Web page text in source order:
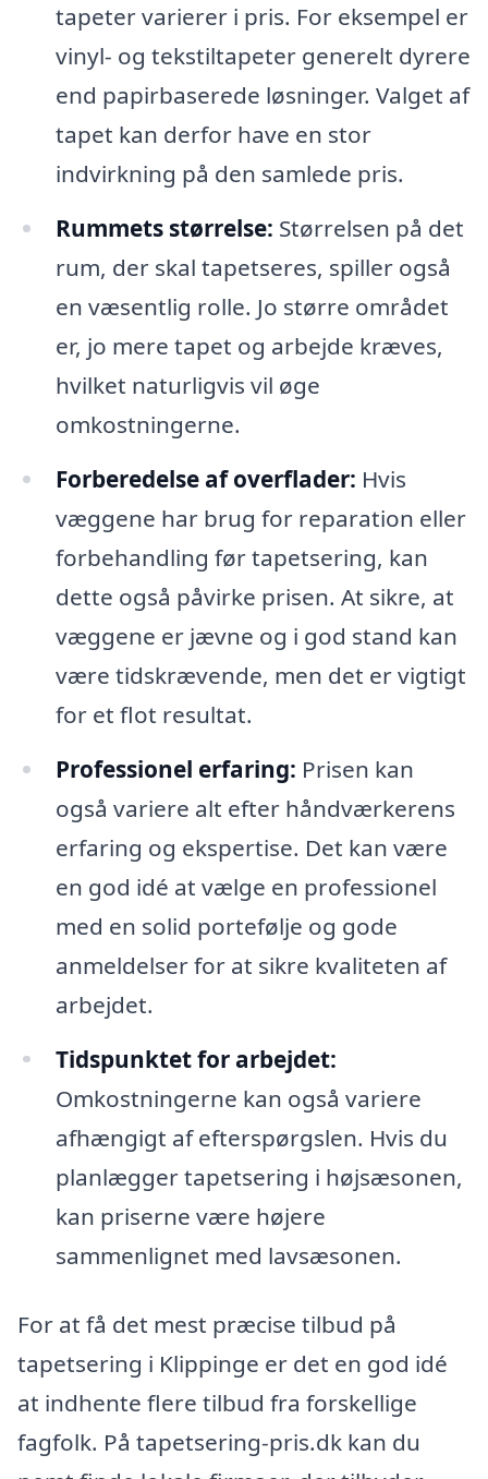
tapeter varierer i pris. For eksempel er
vinyl- og tekstiltapeter generelt dyrere
end papirbaserede løsninger. Valget af
tapet kan derfor have en stor
indvirkning på den samlede pris.
Rummets størrelse: Størrelsen på det
rum, der skal tapetseres, spiller også
en væsentlig rolle. Jo større området
er, jo mere tapet og arbejde kræves,
hvilket naturligvis vil øge
omkostningerne.
Forberedelse af overflader: Hvis
væggene har brug for reparation eller
forbehandling før tapetsering, kan
dette også påvirke prisen. At sikre, at
væggene er jævne og i god stand kan
være tidskrævende, men det er vigtigt
for et flot resultat.
Professionel erfaring: Prisen kan
også variere alt efter håndværkerens
erfaring og ekspertise. Det kan være
en god idé at vælge en professionel
med en solid portefølje og gode
anmeldelser for at sikre kvaliteten af
arbejdet.
Tidspunktet for arbejdet:
Omkostningerne kan også variere
afhængigt af efterspørgslen. Hvis du
planlægger tapetsering i højsæsonen,
kan priserne være højere
sammenlignet med lavsæsonen.
For at få det mest præcise tilbud på
tapetsering i Klippinge er det en god idé
at indhente flere tilbud fra forskellige
fagfolk. På tapetsering-pris.dk kan du